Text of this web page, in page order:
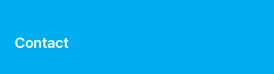
Contact